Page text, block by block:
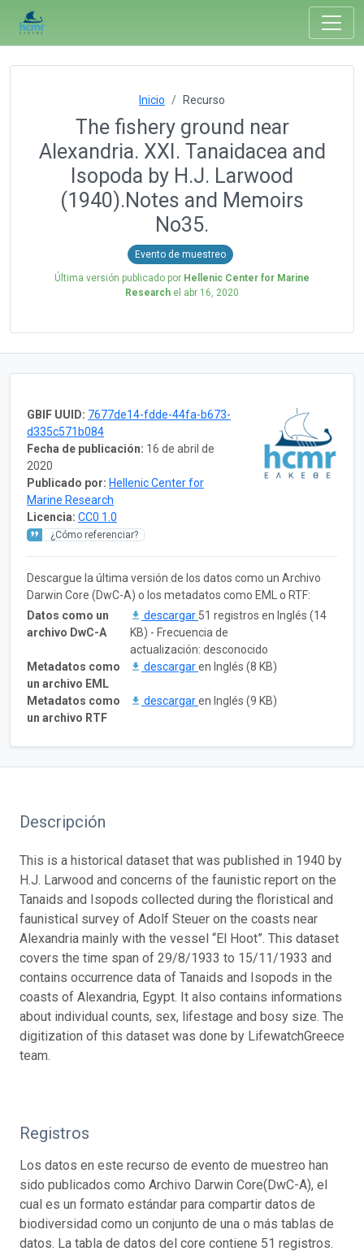
Inicio Recurso
The fishery ground near
Alexandria. XXI. Tanaidacea and
Isopoda by H.J. Larwood
(1940).Notes and Memoirs
No35.
Evento de muestreo
Última versión publicado por Hellenic Center for Marine
Research el abr 16, 2020
GBIF UUID: 7677de14-fdde-44fa-b673-
d335c571b084
Fecha de publicación: 16 de abril de
2020
Publicado por: Hellenic Center for
Marine Research
Licencia: CC0 1.0
¿Cómo referenciar?
Descargue la última versión de los datos como un Archivo
Darwin Core (DwC-A) o los metadatos como EML o RTF:
Datos como un
archivo DwC-A
descargar 51 registros en Inglés (14
KB) - Frecuencia de
actualización: desconocido
Metadatos como
un archivo EML
descargaren Inglés (8 KB)
Metadatos como
un archivo RTF
descargaren Inglés (9 KB)
Descripción
This is a historical dataset that was published in 1940 by
H.J. Larwood and concerns of the faunistic report on the
Tanaids and Isopods collected during the floristical and
faunistical survey of Adolf Steuer on the coasts near
Alexandria mainly with the vessel “El Hoot”. This dataset
covers the time span of 29/8/1933 to 15/11/1933 and
contains occurrence data of Tanaids and Isopods in the
coasts of Alexandria, Egypt. It also contains informations
about individual counts, sex, lifestage and bosy size. The
digitization of this dataset was done by LifewatchGreece
team.
Registros
Los datos en este recurso de evento de muestreo han
sido publicados como Archivo Darwin Core(DwC-A), el
cual es un formato estándar para compartir datos de
biodiversidad como un conjunto de una o más tablas de
datos. La tabla de datos del core contiene 51 registros.